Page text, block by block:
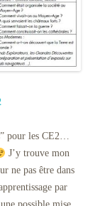
pour les CE2…
J’y trouve mon
ne pas être dans
par